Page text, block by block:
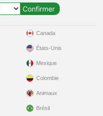
Canada
États-Unis
Mexique
Colombie
Animaux
Brésil